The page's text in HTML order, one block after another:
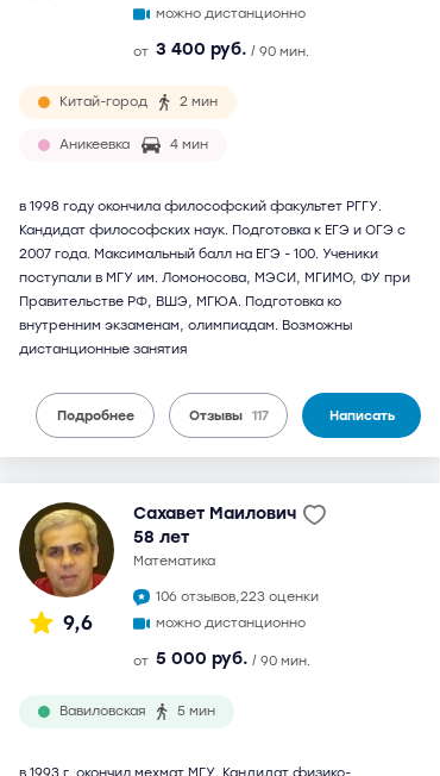
можно дистанционно
от 3 400 руб. / 90 мин.
Китай-город 2 мин
Аникеевка 4 мин
в 1998 году окончила философский факультет РГГУ.
Кандидат философских наук. Подготовка к ЕГЭ и ОГЭ с
2007 года. Максимальный балл на ЕГЭ - 100. Ученики
поступали в МГУ им. Ломоносова, МЭСИ, МГИМО, ФУ при
Правительстве РФ, ВШЭ, МГЮА. Подготовка ко
внутренним экзаменам, олимпиадам. Возможны
дистанционные занятия
Подробнее Отзывы 117 Написать
9,6
Сахавет Маилович
58 лет
математика
106 отзывов,223 оценки
можно дистанционно
от 5 000 руб. / 90 мин.
Вавиловская 5 мин